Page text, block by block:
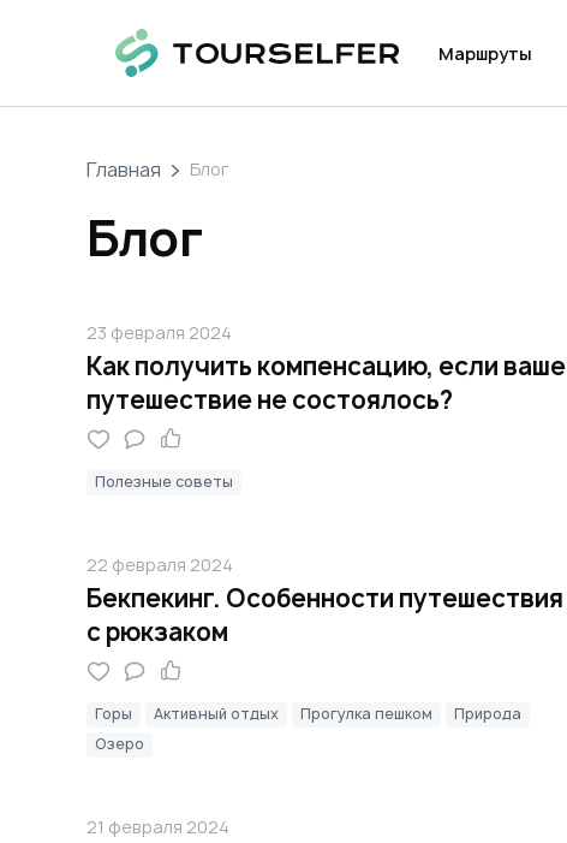
Маршруты
Главная Блог
Блог
23 февраля 2024
Как получить компенсацию, если ваше
путешествие не состоялось?
Полезные советы
22 февраля 2024
Бекпекинг. Особенности путешествия
с рюкзаком
Горы Активный отдых Прогулка пешком
Природа
Озеро
21 февраля 2024